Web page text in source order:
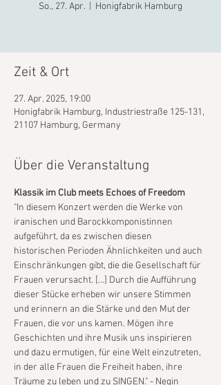
So., 27. Apr. Honigfabrik Hamburg
Zeit & Ort
27. Apr. 2025, 19:00
Honigfabrik Hamburg, Industriestraße 125-131,
21107 Hamburg, Germany
Über die Veranstaltung
Klassik im Club meets Echoes of Freedom
"In diesem Konzert werden die Werke von
iranischen und Barockkomponistinnen
aufgeführt, da es zwischen diesen
historischen Perioden Ähnlichkeiten und auch
Einschränkungen gibt, die die Gesellschaft für
Frauen verursacht. [...] Durch die Aufführung
dieser Stücke erheben wir unsere Stimmen
und erinnern an die Stärke und den Mut der
Frauen, die vor uns kamen. Mögen ihre
Geschichten und ihre Musik uns inspirieren
und dazu ermutigen, für eine Welt einzutreten,
in der alle Frauen die Freiheit haben, ihre
Träume zu leben und zu SINGEN." - Negin